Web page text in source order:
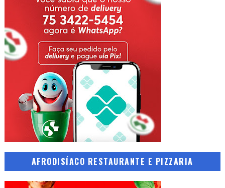
AFRODISÍACO RESTAURANTE E PIZZARIA